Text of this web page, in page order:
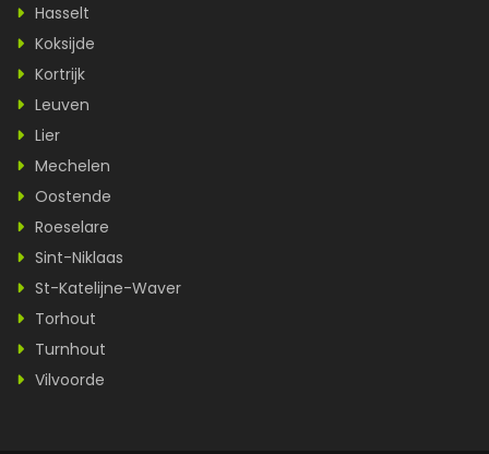
Hasselt
Koksijde
Kortrijk
Leuven
Lier
Mechelen
Oostende
Roeselare
Sint-Niklaas
St-Katelijne-Waver
Torhout
Turnhout
Vilvoorde